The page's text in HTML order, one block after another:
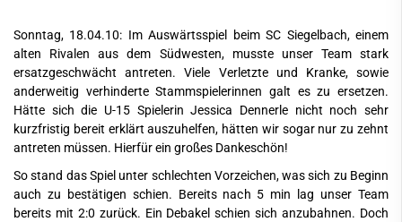
Sonntag, 18.04.10: Im Auswärtsspiel beim SC Siegelbach, einem
alten Rivalen aus dem Südwesten, musste unser Team stark
ersatzgeschwächt antreten. Viele Verletzte und Kranke, sowie
anderweitig verhinderte Stammspielerinnen galt es zu ersetzen.
Hätte sich die U-15 Spielerin Jessica Dennerle nicht noch sehr
kurzfristig bereit erklärt auszuhelfen, hätten wir sogar nur zu zehnt
antreten müssen. Hierfür ein großes Dankeschön!
So stand das Spiel unter schlechten Vorzeichen, was sich zu Beginn
auch zu bestätigen schien. Bereits nach 5 min lag unser Team
bereits mit 2:0 zurück. Ein Debakel schien sich anzubahnen. Doch